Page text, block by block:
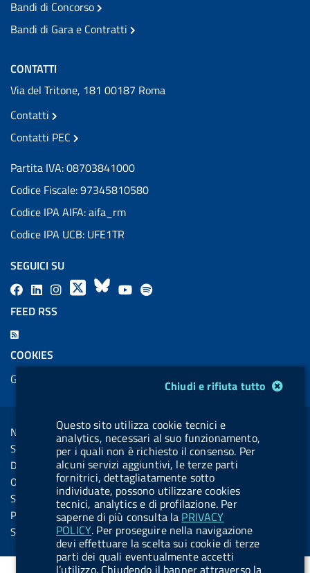
Chiudi e rifiuta tutto
Questo sito utilizza cookie tecnici e
analytics, necessari al suo funzionamento,
per i quali non è richiesto il consenso. Per
alcuni servizi aggiuntivi, le terze parti
fornitrici, dettagliatamente sotto
individuate, possono utilizzare cookies
tecnici, analytics e di profilazione. Per
saperne di più consulta la PRIVACY
POLICY. Per proseguire nella navigazione
devi effettuare la scelta sui cookie di terze
parti dei quali eventualmente accetti
l’utilizzo. Chiudendo il banner attraverso la
Bandi di Concorso
Bandi di Gara e Contratti
CONTATTI
Via del Tritone, 181 00187 Roma
Contatti
Contatti PEC
Partita IVA: 08703841000
Codice Fiscale: 97345810580
Codice IPA AIFA: aifa_rm
Codice IPA UCB: UFE1TR
SEGUICI SU
F
a
b
L
i
e
l
u
t
t
o
n
.
i
n
s
X
B
s
Y
u
l
l
u
t
t
o
n
.
s
p
o
FEED RSS
e
e
COOKIES
Gestione cookie
Sezione Link Utili
Note legali
Social Media Policy
Dichiarazione di accessibilità
Obiettivi di accessibilità
Statistiche sito
Privacy
Servizi Online